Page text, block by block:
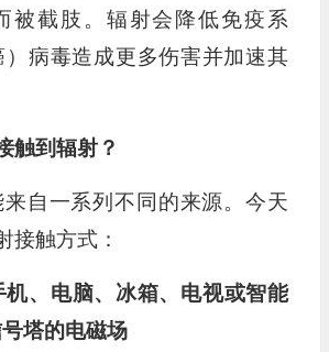
被截肢。辐射会降低免疫系
病毒造成更多伤害并加速其
触到辐射？
自一系列不同的来源。今天
接触方式：
机、电脑、冰箱、电视或智能
塔的电磁场